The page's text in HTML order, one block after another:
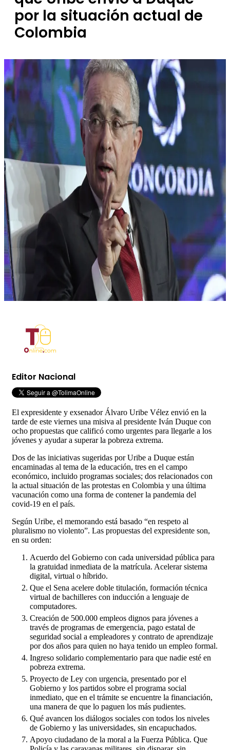
por la situación actual de
Colombia
Editor Nacional
El expresidente y exsenador Álvaro Uribe Vélez envió en la
tarde de este viernes una misiva al presidente Iván Duque con
ocho propuestas que calificó como urgentes para llegarle a los
jóvenes y ayudar a superar la pobreza extrema.
Dos de las iniciativas sugeridas por Uribe a Duque están
encaminadas al tema de la educación, tres en el campo
económico, incluido programas sociales; dos relacionados con
la actual situación de las protestas en Colombia y una última
vacunación como una forma de contener la pandemia del
covid-19 en el país.
Según Uribe, el memorando está basado “en respeto al
pluralismo no violento”. Las propuestas del expresidente son,
en su orden:
Acuerdo del Gobierno con cada universidad pública para
la gratuidad inmediata de la matrícula. Acelerar sistema
digital, virtual o híbrido.
Que el Sena acelere doble titulación, formación técnica
virtual de bachilleres con inducción a lenguaje de
computadores.
Creación de 500.000 empleos dignos para jóvenes a
través de programas de emergencia, pago estatal de
seguridad social a empleadores y contrato de aprendizaje
por dos años para quien no haya tenido un empleo formal.
Ingreso solidario complementario para que nadie esté en
pobreza extrema.
Proyecto de Ley con urgencia, presentado por el
Gobierno y los partidos sobre el programa social
inmediato, que en el trámite se encuentre la financiación,
una manera de que lo paguen los más pudientes.
Qué avancen los diálogos sociales con todos los niveles
de Gobierno y las universidades, sin encapuchados.
Apoyo ciudadano de la moral a la Fuerza Pública. Que